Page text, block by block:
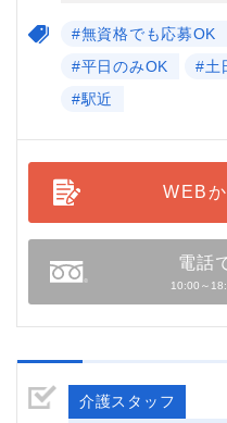
#無資格でも応募OK
#平日のみOK
#土
#駅近
WEB
電話
10:00～
介護スタッフ